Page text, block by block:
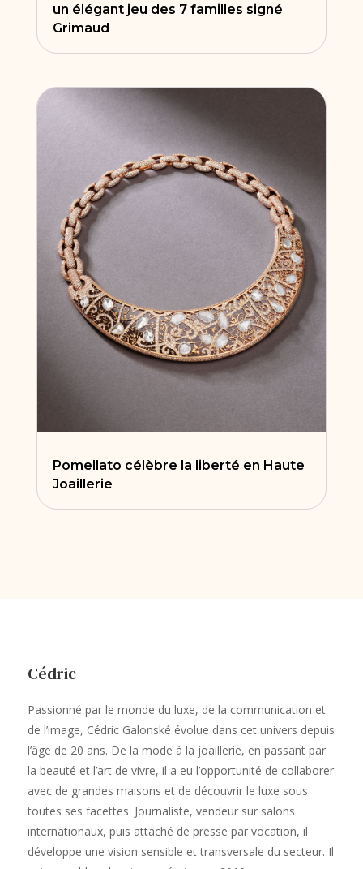
un élégant jeu des 7 familles signé
Grimaud
Pomellato célèbre la liberté en Haute
Joaillerie
Cédric
Passionné par le monde du luxe, de la communication et
de l’image, Cédric Galonské évolue dans cet univers depuis
l’âge de 20 ans. De la mode à la joaillerie, en passant par
la beauté et l’art de vivre, il a eu l’opportunité de collaborer
avec de grandes maisons et de découvrir le luxe sous
toutes ses facettes. Journaliste, vendeur sur salons
internationaux, puis attaché de presse par vocation, il
développe une vision sensible et transversale du secteur. Il